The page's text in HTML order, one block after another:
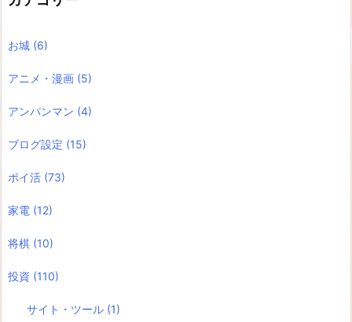
お城 (6)
アニメ・漫画 (5)
アンパンマン (4)
ブログ設定 (15)
ポイ活 (73)
家電 (12)
将棋 (10)
投資 (110)
サイト・ツール (1)